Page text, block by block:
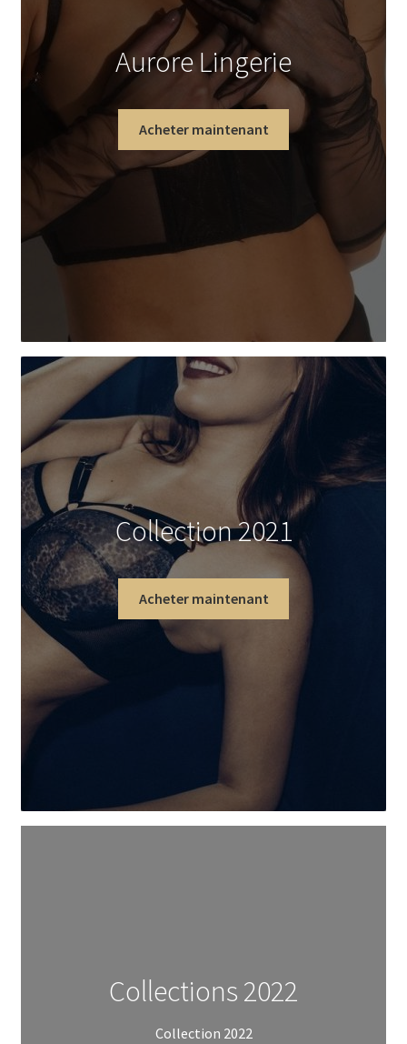
Aurore Lingerie
Acheter maintenant
Collection 2021
Acheter maintenant
Collections 2022
Collection 2022